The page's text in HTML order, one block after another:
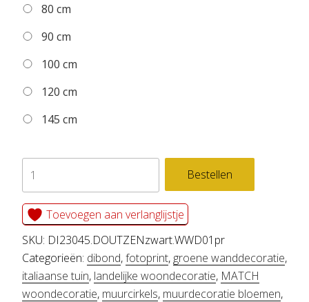
80 cm
90 cm
100 cm
120 cm
145 cm
Dibond
cirkel
DOUTZEN
zwart
aantal
Bestellen
Toevoegen aan verlanglijstje
SKU: DI23045.DOUTZENzwart.WWD01pr
Categorieën: dibond,fotoprint, groene wanddecoratie,
italiaanse tuin, landelijke woondecoratie, MATCH
woondecoratie, muurcirkels, muurdecoratie bloemen,